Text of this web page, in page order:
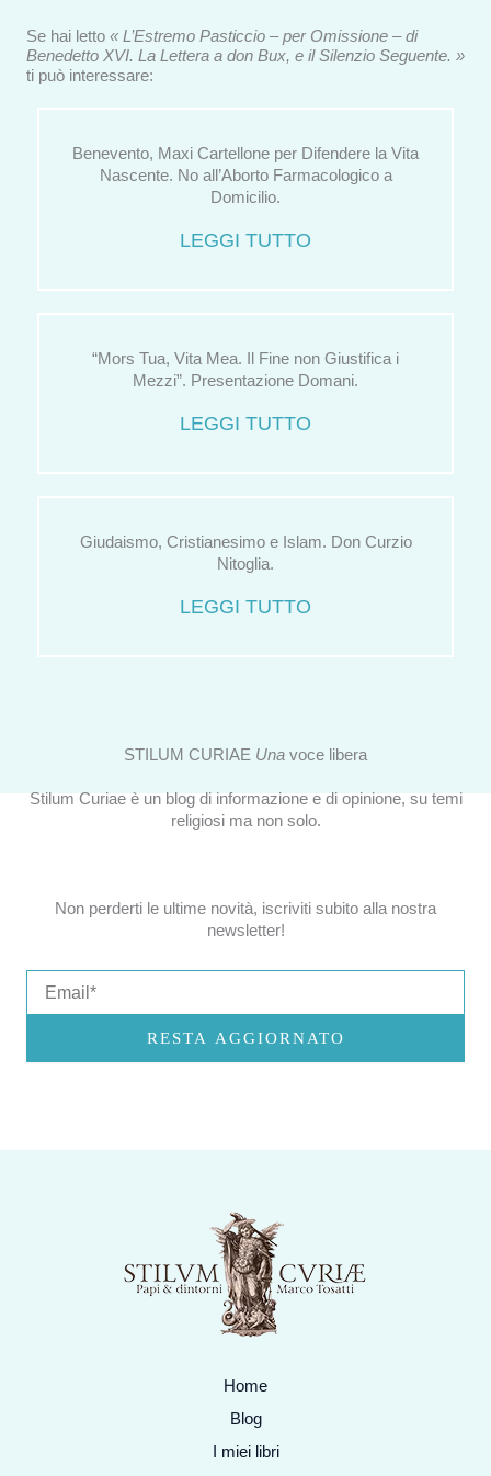
Se hai letto « L’Estremo Pasticcio – per Omissione – di
Benedetto XVI. La Lettera a don Bux, e il Silenzio Seguente. »
ti può interessare:
Benevento, Maxi Cartellone per Difendere la Vita
Nascente. No all’Aborto Farmacologico a
Domicilio.
LEGGI TUTTO
“Mors Tua, Vita Mea. Il Fine non Giustifica i
Mezzi”. Presentazione Domani.
LEGGI TUTTO
Giudaismo, Cristianesimo e Islam. Don Curzio
Nitoglia.
LEGGI TUTTO
STILUM CURIAE Una voce libera
Stilum Curiae è un blog di informazione e di opinione, su temi
religiosi ma non solo.
Non perderti le ultime novità, iscriviti subito alla nostra
newsletter!
RESTA AGGIORNATO
Home
Blog
I miei libri